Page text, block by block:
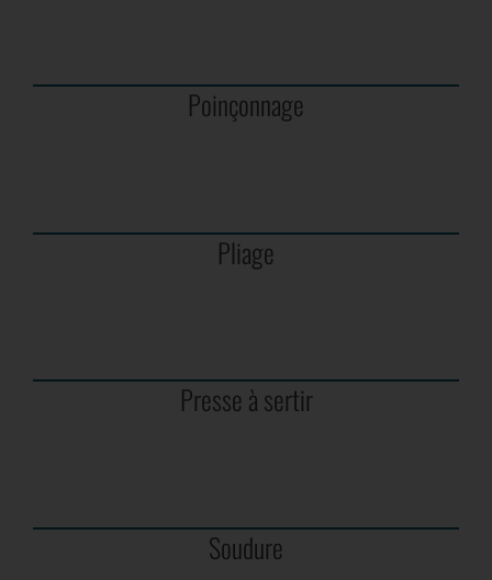
Poinçonnage
Pliage
Presse à sertir
Soudure